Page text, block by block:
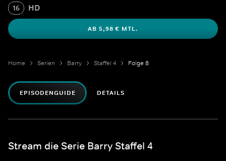
16 HD
AB 5,98 € MTL.
Home Serien Barry Staffel 4 Folge 8
EPISODENGUIDE DETAILS
Stream die Serie Barry Staffel 4